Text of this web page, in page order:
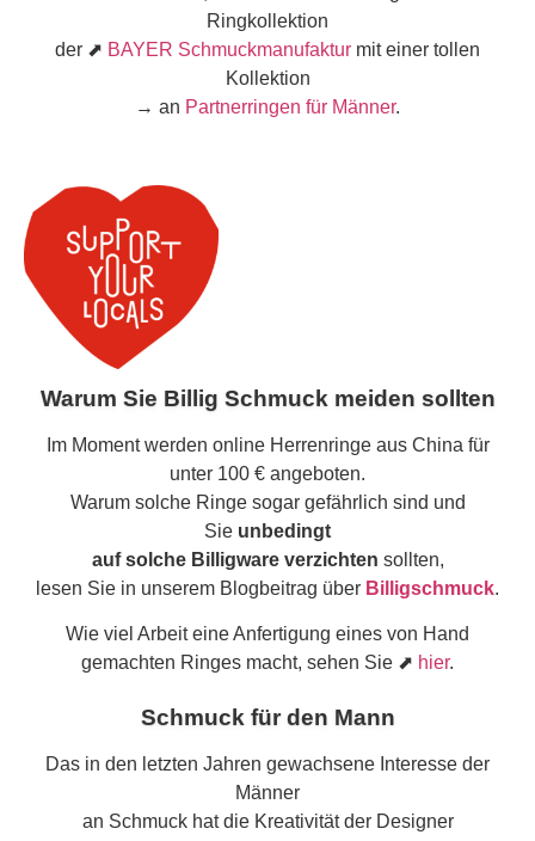
Ringkollektion
der ⬈ BAYER Schmuckmanufaktur mit einer tollen
Kollektion
→ an Partnerringen für Männer.
Warum Sie Billig Schmuck meiden sollten
Im Moment werden online Herrenringe aus China für
unter 100 € angeboten.
Warum solche Ringe sogar gefährlich sind und
Sie unbedingt
auf solche Billigware verzichten sollten,
lesen Sie in unserem Blogbeitrag über Billigschmuck.
Wie viel Arbeit eine Anfertigung eines von Hand
gemachten Ringes macht, sehen Sie ⬈ hier.
Schmuck für den Mann
Das in den letzten Jahren gewachsene Interesse der
Männer
an Schmuck hat die Kreativität der Designer